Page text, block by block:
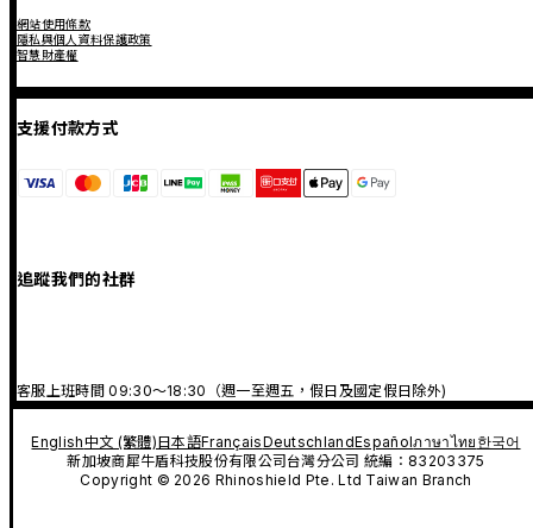
網站使用條款
隱私與個人資料保護政策
智慧財產權
支援付款方式
追蹤我們的社群
客服上班時間 09:30～18:30（週一至週五，假日及國定假日除外)
English中文 (繁體)日本語FrançaisDeutschlandEspañolภาษาไทย 한국어
新加坡商犀牛盾科技股份有限公司台灣分公司 統編：83203375
Copyright © 2026 Rhinoshield Pte. Ltd Taiwan Branch